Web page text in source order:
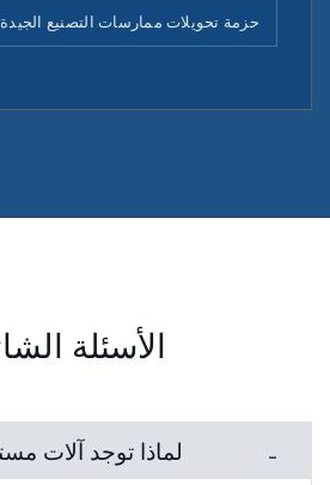
حزمة تحويلات ممارسات التصنيع الجيدة
الأسئلة
لماذا توجد آلات